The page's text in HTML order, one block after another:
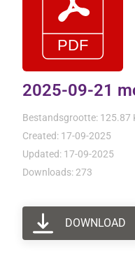
2025-09-21
Bestandsgrootte: 125.87
Created: 17-09-2025
Updated: 17-09-2025
Downloads: 273
DOWNLOAD